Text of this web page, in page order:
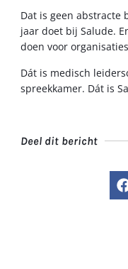
Dat is geen abstracte
jaar doet bij Salude.
doen voor
Dát is medisch
spreekkamer. Dát is
Deel dit bericht